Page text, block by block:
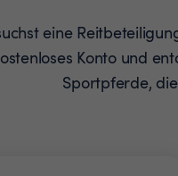
eine
Konto und
Sportpferde,